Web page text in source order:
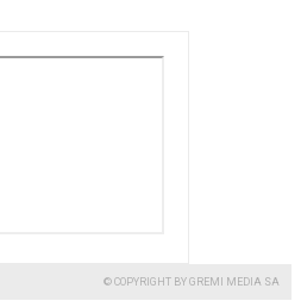
© COPYRIGHT BY GREMI MEDIA SA